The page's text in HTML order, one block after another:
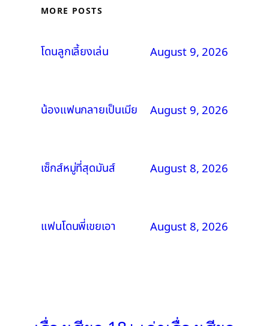
MORE POSTS
โดนลูกเลี้ยงเล่น August 9, 2026
น้องแฟนกลายเป็นเมีย August 9, 2026
เซ็กส์หมู่ที่สุดมันส์ August 8, 2026
แฟนโดนพี่เขยเอา August 8, 2026